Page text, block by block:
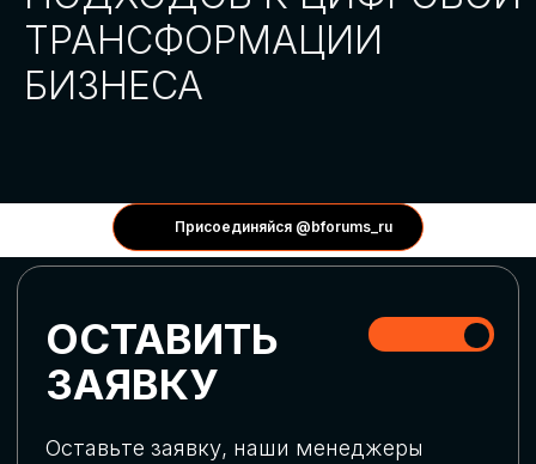
Присоединяйся @bforums_ru
ГЛОБАЛЬНАЯ
ЦИФРОВИЗАЦИЯ
актуальных трендов глобальной цифровой
трансформации. Узнаем о новых подходах
массовом использовании ИИ-
инструментов, обеспечении